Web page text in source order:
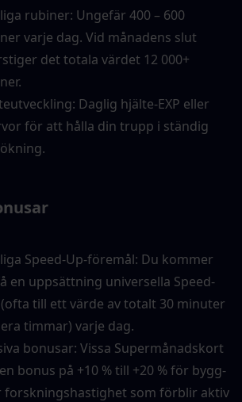
rubiner: Ungefär 400 – 600
varje dag. Vid månadens slut
det totala värdet 12 000+
Daglig hjälte-EXP eller
för att hålla din trupp i ständig
Speed-Up-föremål: Du kommer
en uppsättning universella Speed-
till ett värde av totalt 30 minuter
timmar) varje dag.
bonusar: Vissa Supermånadskort
bonus på +10 % till +20 % för bygg-
forskningshastighet som förblir aktiv